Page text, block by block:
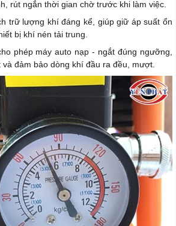
rút ngắn thời gian chờ trước khi làm việc.
trữ lượng khí đáng kể, giúp giữ áp suất ổn
bị khí nén tải trung.
phép máy auto nạp - ngắt đúng ngưỡng,
đảm bảo dòng khí đầu ra đều, mượt.